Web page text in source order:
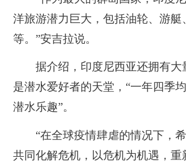
洋旅游潜力巨大，包括油轮、游艇
等。”安吉拉说。
据介绍，印度尼西亚还拥有大
是潜水爱好者的天堂，“一年四季
潜水乐趣”。
“在全球疫情肆虐的情况下，
共同化解危机，以危机为机遇，重